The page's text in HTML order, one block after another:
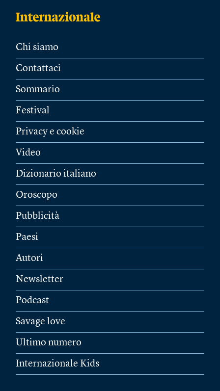
Chi siamo
Contattaci
Sommario
Festival
Privacy e cookie
Video
Dizionario italiano
Oroscopo
Pubblicità
Paesi
Autori
Newsletter
Podcast
Savage love
Ultimo numero
Internazionale Kids